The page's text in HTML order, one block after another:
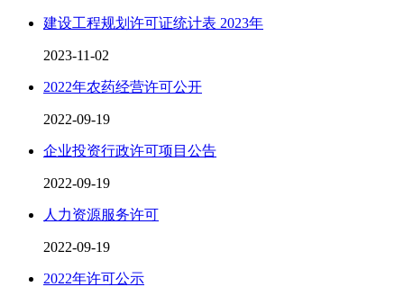
建设工程规划许可证统计表 2023年
2023-11-02
2022年农药经营许可公开
2022-09-19
企业投资行政许可项目公告
2022-09-19
人力资源服务许可
2022-09-19
2022年许可公示